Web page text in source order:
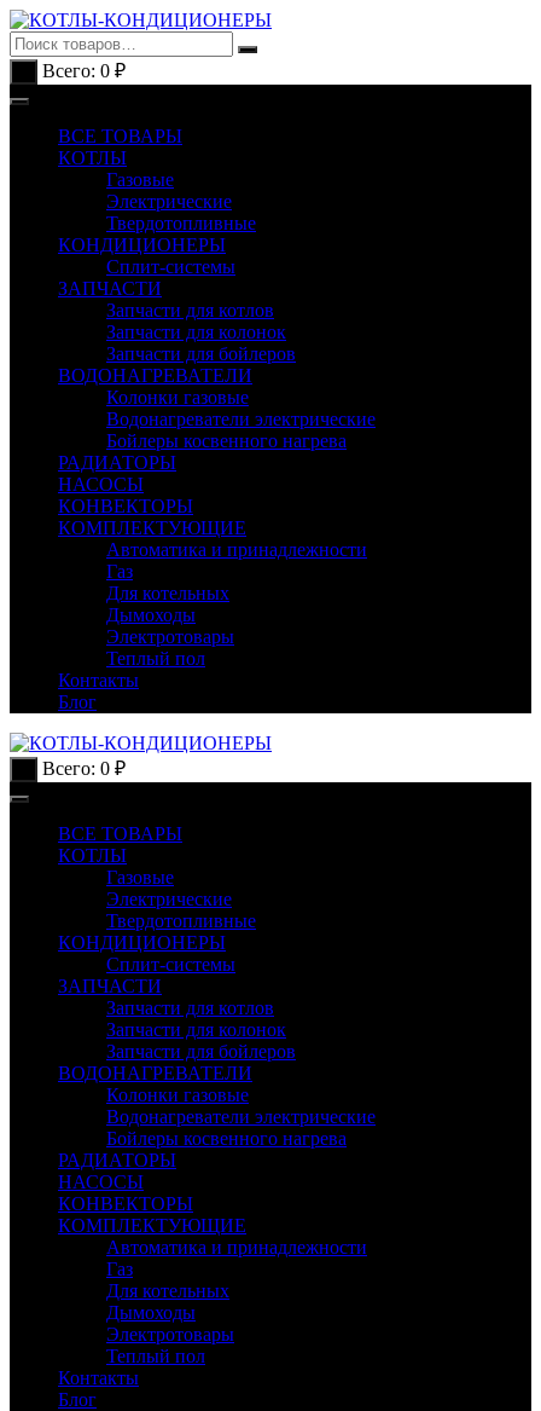
Перейти
к
содержимому
Всего: 0 ₽
ВСЕ ТОВАРЫ
КОТЛЫ
Газовые
Электрические
Твердотопливные
КОНДИЦИОНЕРЫ
Сплит-системы
ЗАПЧАСТИ
Запчасти для котлов
Запчасти для колонок
Запчасти для бойлеров
ВОДОНАГРЕВАТЕЛИ
Колонки газовые
Водонагреватели электрические
Бойлеры косвенного нагрева
РАДИАТОРЫ
НАСОСЫ
КОНВЕКТОРЫ
КОМПЛЕКТУЮЩИЕ
Автоматика и принадлежности
Газ
Для котельных
Дымоходы
Электротовары
Теплый пол
Контакты
Блог
Всего: 0 ₽
ВСЕ ТОВАРЫ
КОТЛЫ
Газовые
Электрические
Твердотопливные
КОНДИЦИОНЕРЫ
Сплит-системы
ЗАПЧАСТИ
Запчасти для котлов
Запчасти для колонок
Запчасти для бойлеров
ВОДОНАГРЕВАТЕЛИ
Колонки газовые
Водонагреватели электрические
Бойлеры косвенного нагрева
РАДИАТОРЫ
НАСОСЫ
КОНВЕКТОРЫ
КОМПЛЕКТУЮЩИЕ
Автоматика и принадлежности
Газ
Для котельных
Дымоходы
Электротовары
Теплый пол
Контакты
Блог